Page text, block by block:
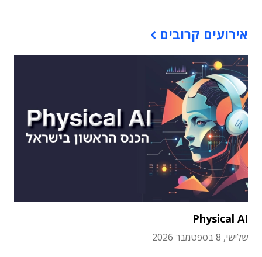
אירועים קרובים
Physical AI
שלישי, 8 בספטמבר 2026